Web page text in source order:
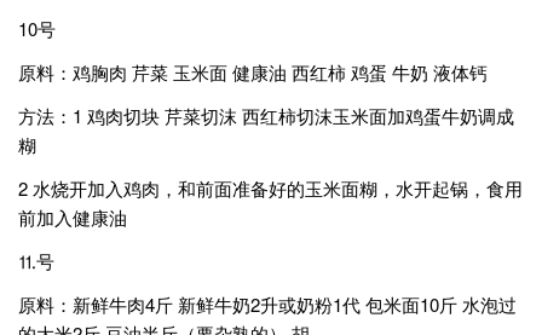
10号
原料：鸡胸肉 芹菜 玉米面 健康油 西红柿 鸡蛋 牛奶 液体钙
方法：1 鸡肉切块 芹菜切沫 西红柿切沫玉米面加鸡蛋牛奶调成
糊
2 水烧开加入鸡肉，和前面准备好的玉米面糊，水开起锅，食用
前加入健康油
⒒号
原料：新鲜牛肉4斤 新鲜牛奶2升或奶粉1代 包米面10斤 水泡过